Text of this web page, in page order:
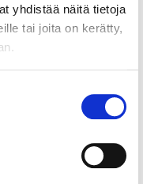
yhdistää näitä tietoja
tai joita on kerätty,